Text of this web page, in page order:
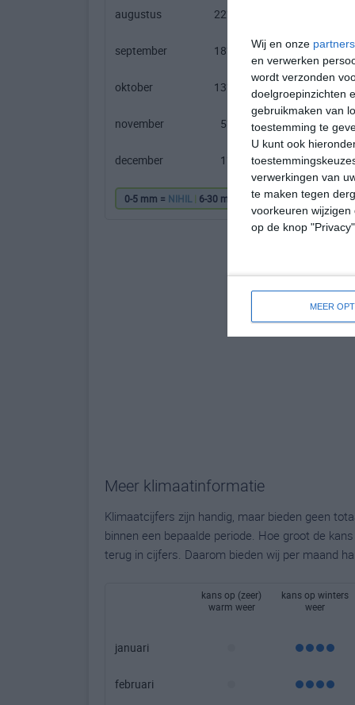
Wij en onze partners
en verwerken
wordt verzonden
doelgroepinzichten
gebruikmaken van
toestemming te
U kunt ook
verwerkingen van
te maken tegen
voorkeuren
op de knop
MEER
augustus 22℃
september 18℃ 6℃
oktober 13℃ 2℃
november 5℃ -3℃
december 1℃ -6℃
0-5 mm = NIHIL | 6-30 mm = | 31-60 mm = |
Meer klimaatinformatie
Klimaatcijfers zijn handig, maar bieden geen
binnen een bepaalde periode. Hoe groot de
terug in cijfers. Daarom bieden wij per maand
kans op (zeer)
warm weer
kans op winters
weer
januari
februari